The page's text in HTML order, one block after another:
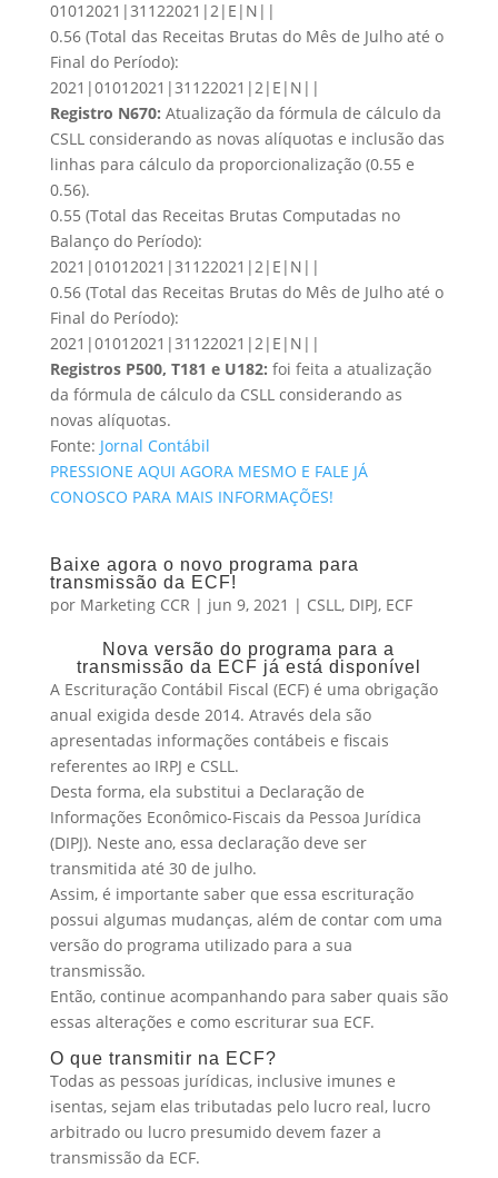
01012021|31122021|2|E|N||
0.56 (Total das Receitas Brutas do Mês de Julho até o
Final do Período):
2021|01012021|31122021|2|E|N||
Registro N670: Atualização da fórmula de cálculo da
CSLL considerando as novas alíquotas e inclusão das
linhas para cálculo da proporcionalização (0.55 e
0.56).
0.55 (Total das Receitas Brutas Computadas no
Balanço do Período):
2021|01012021|31122021|2|E|N||
0.56 (Total das Receitas Brutas do Mês de Julho até o
Final do Período):
2021|01012021|31122021|2|E|N||
Registros P500, T181 e U182: foi feita a atualização
da fórmula de cálculo da CSLL considerando as
novas alíquotas.
Fonte: Jornal Contábil
PRESSIONE AQUI AGORA MESMO E FALE JÁ
CONOSCO PARA MAIS INFORMAÇÕES!
Baixe agora o novo programa para
transmissão da ECF!
por Marketing CCR | jun 9, 2021 | CSLL, DIPJ, ECF
Nova versão do programa para a
transmissão da ECF já está disponível
A Escrituração Contábil Fiscal (ECF) é uma obrigação
anual exigida desde 2014. Através dela são
apresentadas informações contábeis e fiscais
referentes ao IRPJ e CSLL.
Desta forma, ela substitui a Declaração de
Informações Econômico-Fiscais da Pessoa Jurídica
(DIPJ). Neste ano, essa declaração deve ser
transmitida até 30 de julho.
Assim, é importante saber que essa escrituração
possui algumas mudanças, além de contar com uma
versão do programa utilizado para a sua
transmissão.
Então, continue acompanhando para saber quais são
essas alterações e como escriturar sua ECF.
O que transmitir na ECF?
Todas as pessoas jurídicas, inclusive imunes e
isentas, sejam elas tributadas pelo lucro real, lucro
arbitrado ou lucro presumido devem fazer a
transmissão da ECF.